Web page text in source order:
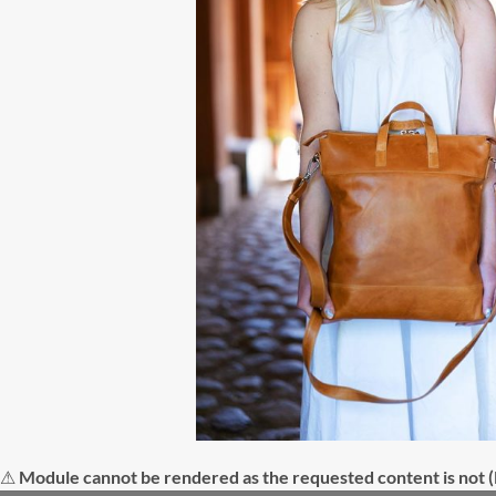
⚠ Module cannot be rendered as the requested content is not